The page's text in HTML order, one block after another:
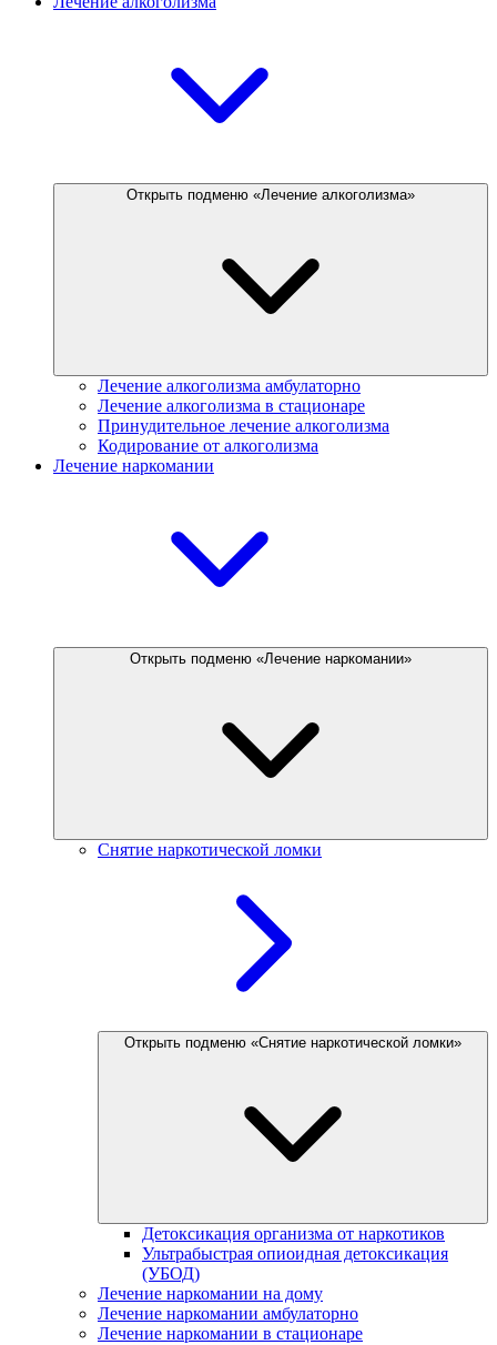
Открыть подменю «Лечение алкоголизма»
Лечение алкоголизма амбулаторно
Лечение алкоголизма в стационаре
Принудительное лечение алкоголизма
Кодирование от алкоголизма
Лечение наркомании
Открыть подменю «Лечение наркомании»
Снятие наркотической ломки
Открыть подменю «Снятие наркотической ломки»
Детоксикация организма от наркотиков
Ультрабыстрая опиоидная детоксикация
(УБОД)
Лечение наркомании на дому
Лечение наркомании амбулаторно
Лечение наркомании в стационаре